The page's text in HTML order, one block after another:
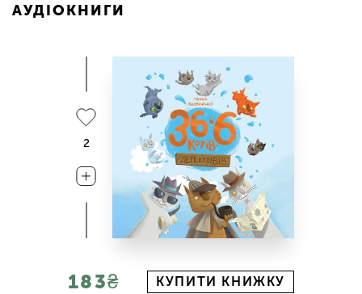
АУДІОКНИГИ
2
183₴ КУПИТИ КНИЖКУ